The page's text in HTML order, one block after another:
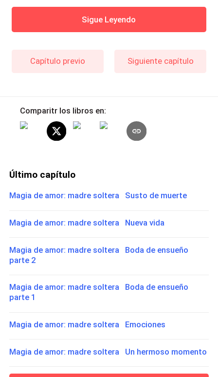
Sigue Leyendo
Capítulo previo Siguiente capítulo
Comparitr los libros en:
Último capítulo
Magia de amor: madre soltera Susto de muerte
Magia de amor: madre soltera Nueva vida
Magia de amor: madre soltera Boda de ensueño
parte 2
Magia de amor: madre soltera Boda de ensueño
parte 1
Magia de amor: madre soltera Emociones
Magia de amor: madre soltera Un hermoso momento